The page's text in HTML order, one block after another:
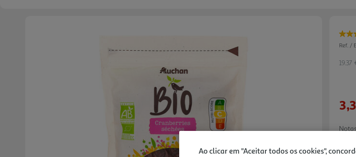
Ref. /
19.37
Ao clicar em "Aceitar todos os cookies",